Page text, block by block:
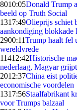
8010:05Donald Trump
beeld op Truth Social
1317:49Olieprijs schiet
aankondiging blokkade
2900:11Trump haalt fel
wereldvrede
11412:42Historische
nederlaag, Magyar
2012:37China eist
economische voordelen
1317:56Staalfabrikant
voor Trumps balzaal